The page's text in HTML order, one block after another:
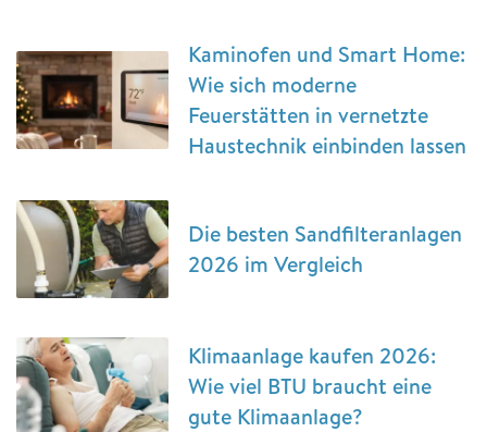
Kaminofen und Smart Home:
Wie sich moderne
Feuerstätten in vernetzte
Haustechnik einbinden lassen
Die besten Sandfilteranlagen
2026 im Vergleich
Klimaanlage kaufen 2026:
Wie viel BTU braucht eine
gute Klimaanlage?